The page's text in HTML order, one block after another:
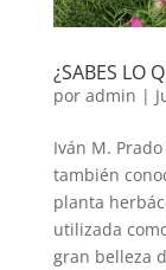
¿SABES LO
por admin |
Iván M.
también
planta
utilizada
gran belleza